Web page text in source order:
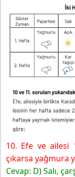
10. Efe ve ailesi
çıkarsa yağmura
Cevap: D) Salı,